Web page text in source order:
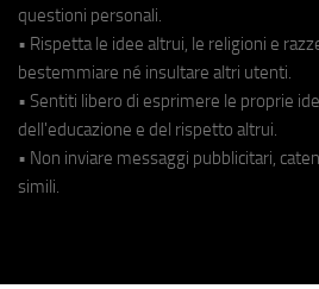
questioni personali.
• Rispetta le idee altrui, le religioni e
bestemmiare né insultare altri utenti.
• Sentiti libero di esprimere le proprie
dell'educazione e del rispetto altrui.
• Non inviare messaggi pubblicitari,
simili.